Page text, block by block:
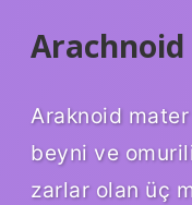
Araknoid
beyni ve
zarlar olan üç